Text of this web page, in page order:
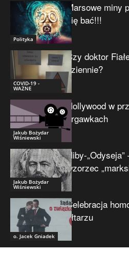
Polityka
Marsowe miny
się bać!!!
COVID-19 -
WAŻNE
Czy doktor
dziennie?
Jakub Bożydar
Wiśniewski
Hollywood w
drgawkach
Jakub Bożydar
Wiśniewski
Niby-
wzorzec
o. Jacek Gniadek
Celebracja
ołtarzu